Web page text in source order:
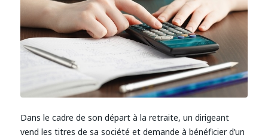
Dans le cadre de son départ à la retraite, un dirigeant
vend les titres de sa société et demande à bénéficier d’un